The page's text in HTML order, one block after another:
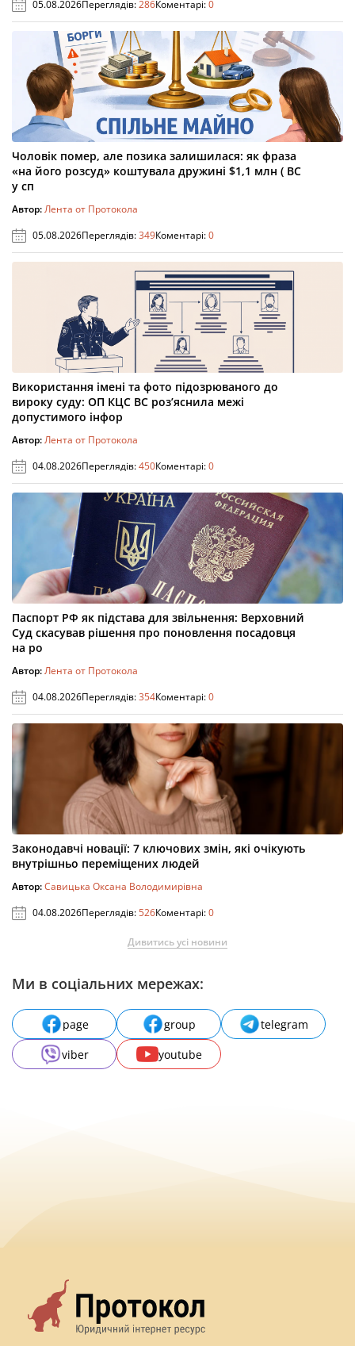
05.08.2026Переглядів:286Коментарі:0
Чоловік помер, але позика залишилася: як фраза
«на його розсуд» коштувала дружині $1,1 млн ( ВС
у сп
Автор:Лента от Протокола
05.08.2026Переглядів:349Коментарі:0
Використання імені та фото підозрюваного до
вироку суду: ОП КЦС ВС роз’яснила межі
допустимого інфор
Автор:Лента от Протокола
04.08.2026Переглядів:450Коментарі:0
Паспорт РФ як підстава для звільнення: Верховний
Суд скасував рішення про поновлення посадовця
на ро
Автор:Лента от Протокола
04.08.2026Переглядів:354Коментарі:0
Законодавчі новації: 7 ключових змін, які очікують
внутрішньо переміщених людей
Автор:Савицька Оксана Володимирівна
04.08.2026Переглядів:526Коментарі:0
Дивитись усі новини
Ми в соціальних мережах:
page group
telegram
viber
youtube